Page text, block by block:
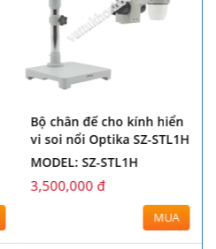
Bộ chân đế cho kính hiển
vi soi nổi Optika SZ-STL1H
MODEL: SZ-STL1H
3,500,000 đ
MUA